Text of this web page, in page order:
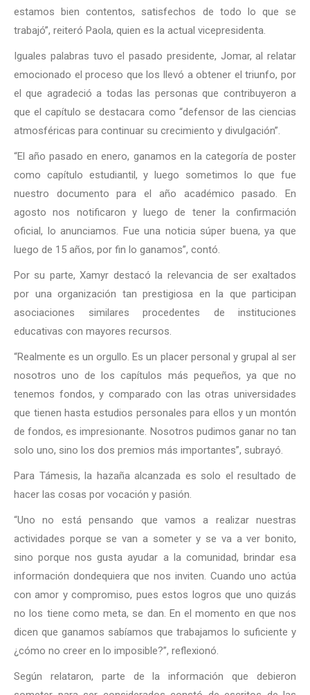
estamos bien contentos, satisfechos de todo lo que se
trabajó”, reiteró Paola, quien es la actual vicepresidenta.
Iguales palabras tuvo el pasado presidente, Jomar, al relatar
emocionado el proceso que los llevó a obtener el triunfo, por
el que agradeció a todas las personas que contribuyeron a
que el capítulo se destacara como “defensor de las ciencias
atmosféricas para continuar su crecimiento y divulgación”.
“El año pasado en enero, ganamos en la categoría de poster
como capítulo estudiantil, y luego sometimos lo que fue
nuestro documento para el año académico pasado. En
agosto nos notificaron y luego de tener la confirmación
oficial, lo anunciamos. Fue una noticia súper buena, ya que
luego de 15 años, por fin lo ganamos”, contó.
Por su parte, Xamyr destacó la relevancia de ser exaltados
por una organización tan prestigiosa en la que participan
asociaciones similares procedentes de instituciones
educativas con mayores recursos.
“Realmente es un orgullo. Es un placer personal y grupal al ser
nosotros uno de los capítulos más pequeños, ya que no
tenemos fondos, y comparado con las otras universidades
que tienen hasta estudios personales para ellos y un montón
de fondos, es impresionante. Nosotros pudimos ganar no tan
solo uno, sino los dos premios más importantes”, subrayó.
Para Támesis, la hazaña alcanzada es solo el resultado de
hacer las cosas por vocación y pasión.
“Uno no está pensando que vamos a realizar nuestras
actividades porque se van a someter y se va a ver bonito,
sino porque nos gusta ayudar a la comunidad, brindar esa
información dondequiera que nos inviten. Cuando uno actúa
con amor y compromiso, pues estos logros que uno quizás
no los tiene como meta, se dan. En el momento en que nos
dicen que ganamos sabíamos que trabajamos lo suficiente y
¿cómo no creer en lo imposible?”, reflexionó.
Según relataron, parte de la información que debieron